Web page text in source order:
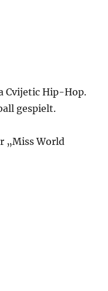
Cvijetic Hip-Hop.
gespielt.
„Miss World